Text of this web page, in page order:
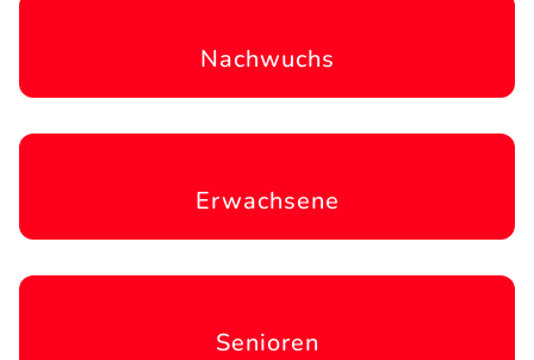
Nachwuchs
Erwachsene
Senioren